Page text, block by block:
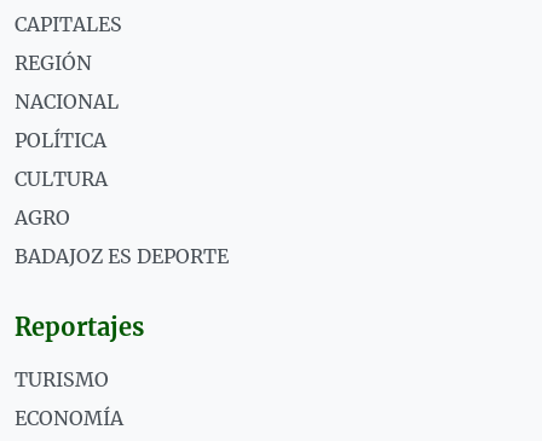
CAPITALES
REGIÓN
NACIONAL
POLÍTICA
CULTURA
AGRO
BADAJOZ ES DEPORTE
Reportajes
TURISMO
ECONOMÍA